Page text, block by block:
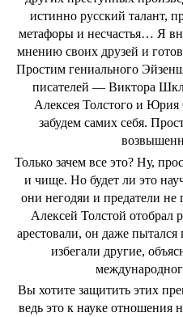
истинно русский талант,
метафоры и несчастья… Я
мнению своих друзей и
Простим гениального
писателей — Виктора
Алексея Толстого и
забудем самих себя.
Только зачем все это? Ну,
и чище. Но будет ли это
они негодяи и предатели не
Алексей Толстой отобрал
арестовали, он даже пытался
избегали другие,
Вы хотите защитить этих
ведь это к науке отношения